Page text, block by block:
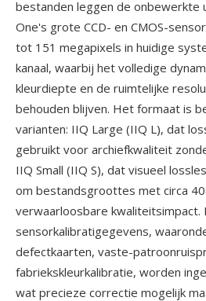
bestanden leggen de onbewerkte
One's grote CCD- en CMOS-
tot 151 megapixels in huidige
kanaal, waarbij het volledige
kleurdiepte en de ruimtelijke
behouden blijven. Het formaat is
varianten: IIQ Large (IIQ L), dat
gebruikt voor archiefkwaliteit
IIQ Small (IIQ S), dat visueel
om bestandsgroottes met circa
verwaarloosbare kwaliteitsimpact.
sensorkalibratigegevens,
defectkaarten, vaste-
fabriekskleurkalibratie, worden
wat precieze correctie mogelijk